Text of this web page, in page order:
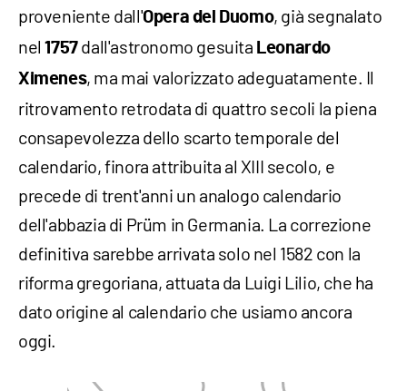
proveniente dall'Opera del Duomo, già segnalato
nel1757dall'astronomo gesuita Leonardo
Ximenes, ma mai valorizzato adeguatamente. Il
ritrovamento retrodata di quattro secoli la piena
consapevolezza dello scarto temporale del
calendario, finora attribuita al XIII secolo, e
precede di trent'anni un analogo calendario
dell'abbazia di Prüm in Germania. La correzione
definitiva sarebbe arrivata solo nel 1582 con la
riforma gregoriana, attuata da Luigi Lilio, che ha
dato origine al calendario che usiamo ancora
oggi.